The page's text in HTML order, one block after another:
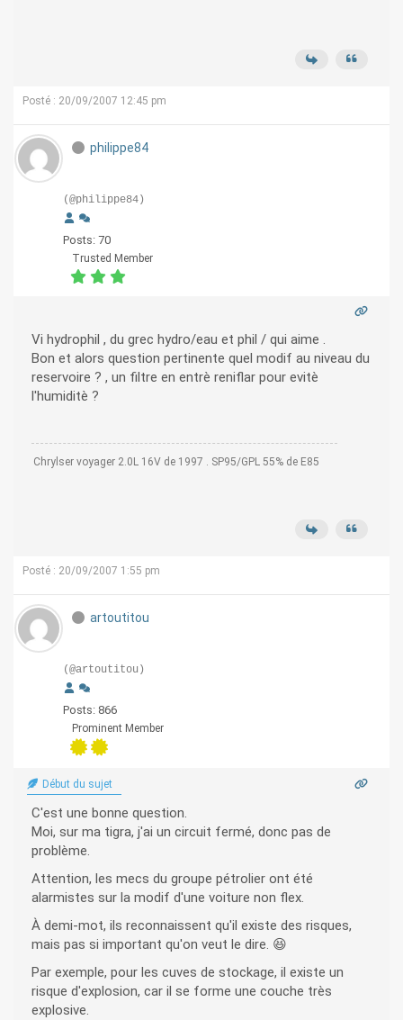
Posté : 20/09/2007 12:45 pm
philippe84
(@philippe84)
Posts: 70
Trusted Member
Vi hydrophil , du grec hydro/eau et phil / qui aime .
Bon et alors question pertinente quel modif au niveau du
reservoire ? , un filtre en entrè reniflar pour evitè
l'humiditè ?
Chrylser voyager 2.0L 16V de 1997 . SP95/GPL 55% de E85
Posté : 20/09/2007 1:55 pm
artoutitou
(@artoutitou)
Posts: 866
Prominent Member
Début du sujet
C'est une bonne question.
Moi, sur ma tigra, j'ai un circuit fermé, donc pas de
problème.
Attention, les mecs du groupe pétrolier ont été
alarmistes sur la modif d'une voiture non flex.
À demi-mot, ils reconnaissent qu'il existe des risques,
mais pas si important qu'on veut le dire. 😆
Par exemple, pour les cuves de stockage, il existe un
risque d'explosion, car il se forme une couche très
explosive.